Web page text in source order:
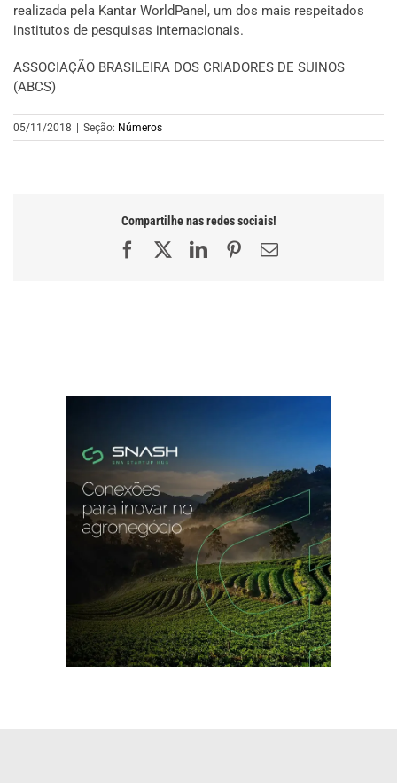
realizada pela Kantar WorldPanel, um dos mais respeitados
institutos de pesquisas internacionais.
ASSOCIAÇÃO BRASILEIRA DOS CRIADORES DE SUINOS
(ABCS)
05/11/2018 Seção: Números
Compartilhe nas redes sociais!
FacebookLinkedInPinterest
E-